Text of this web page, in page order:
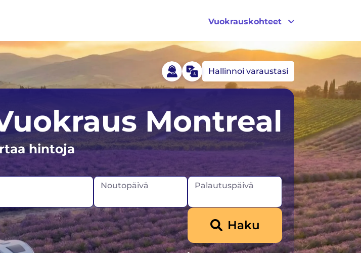
Vuokrauskohteet
Norja
Skotlanti
Saksa
Irlanti Kanada
Hallinnoi varaustasi
Montreal
hintoja
Noutopäivä Palautuspäivä
Haku